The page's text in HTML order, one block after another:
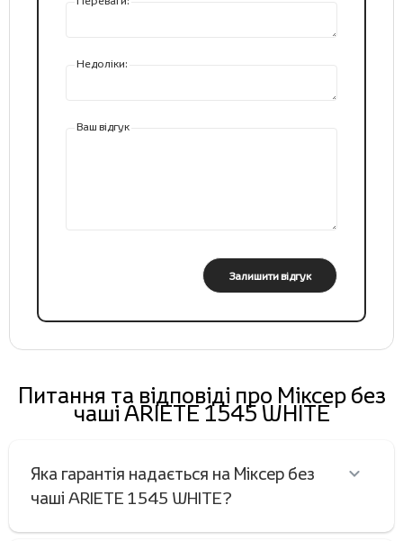
Недоліки:
Ваш відгук
Залишити відгук
Питання та відповіді про Міксер без
чаші ARIETE 1545 WHITE
Яка гарантія надається на Міксер без
чаші ARIETE 1545 WHITE?